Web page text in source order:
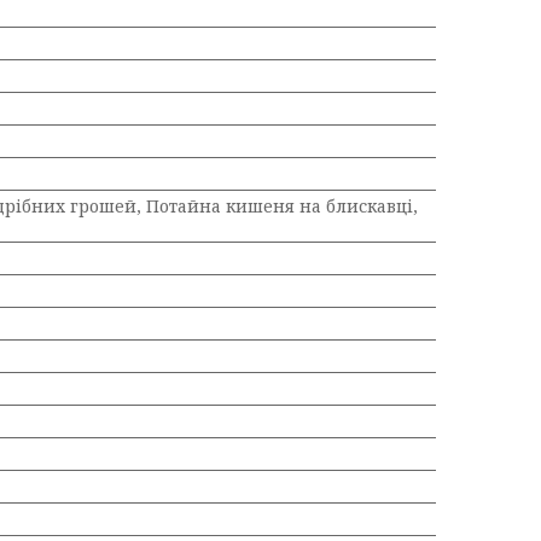
грошей, Потайна кишеня на блискавці,